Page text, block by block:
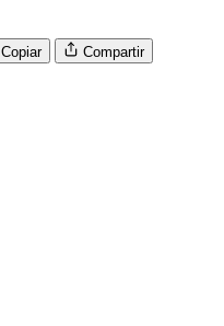
Copiar Compartir